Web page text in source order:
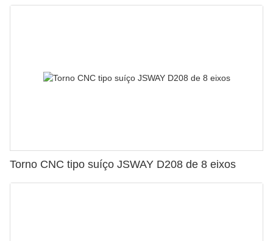
Torno CNC tipo suíço JSWAY D208 de 8 eixos